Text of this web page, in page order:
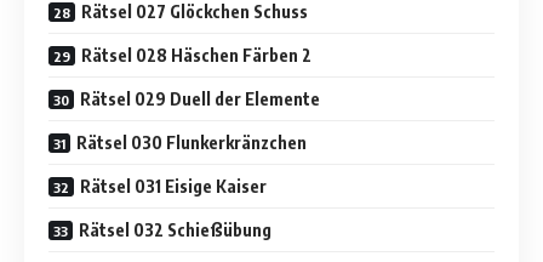
Rätsel 027 Glöckchen Schuss
Rätsel 028 Häschen Färben 2
Rätsel 029 Duell der Elemente
Rätsel 030 Flunkerkränzchen
Rätsel 031 Eisige Kaiser
Rätsel 032 Schießübung